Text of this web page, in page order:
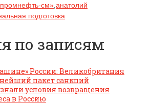
см» анатолий
подготовка
по записям
России: Великобритания
пакет санкций
условия возвращения
в Россию